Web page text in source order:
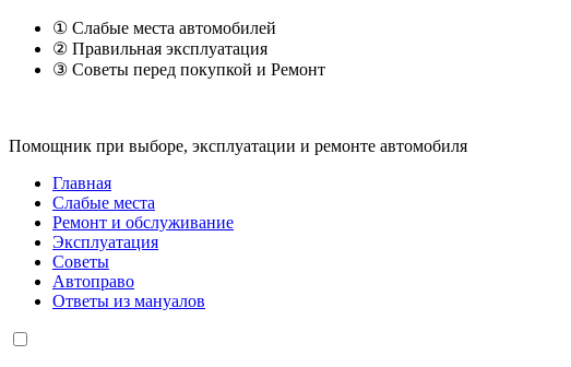
① Слабые места автомобилей
② Правильная эксплуатация
③ Советы перед покупкой и Ремонт
Помощник при выборе, эксплуатации и ремонте автомобиля
Главная
Слабые места
Ремонт и обслуживание
Эксплуатация
Советы
Автоправо
Ответы из мануалов